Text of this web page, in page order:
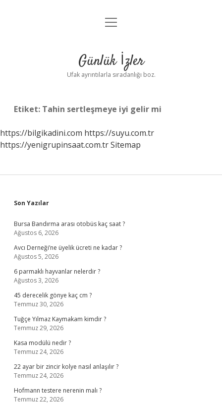
Anasayfa
Yasal Uyarı
menüyü
Günlük İzler
Ufak ayrıntılarla sıradanlığı boz.
Etiket: Tahin sertleşmeye iyi gelir mi
https://bilgikadini.com https://suyu.com.tr
https://yenigrupinsaat.com.trSitemap
Sidebar
Son Yazılar
Bursa Bandırma arası otobüs kaç saat ?
Ağustos 6, 2026
Avcı Derneği’ne üyelik ücreti ne kadar ?
Ağustos 5, 2026
6 parmaklı hayvanlar nelerdir ?
Ağustos 3, 2026
45 derecelik gönye kaç cm ?
Temmuz 30, 2026
Tuğçe Yılmaz Kaymakam kimdir ?
Temmuz 29, 2026
Kasa modülü nedir ?
Temmuz 24, 2026
22 ayar bir zincir kolye nasıl anlaşılır ?
Temmuz 24, 2026
Hofmann testere nerenin malı ?
Temmuz 22, 2026